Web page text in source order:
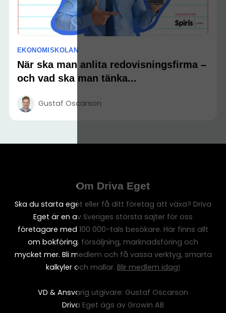
EKONOMISKOLAN
När ska man anlita redovisningsfirma –
och vad ska man tänka...
Gustaf Oscarson
Om Driva Eget
Ska du starta eget eller få ditt företag att växa? Driva
Eget är en av Sveriges största sajter för oss
företagare med 100 000-tals besökare. Här finns allt
om bokföring, försäljning, marknadsföring och
mycket mer. Bli medlem och få vassa verktyg, smarta
kalkyler och mallar. Blir medlem idag!
VD & Ansvarig utgivare: Gustaf Oscarson
Driva Eget ägs av Growin AB